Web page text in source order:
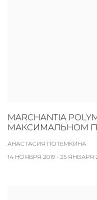
MARCHANTIA
МАКСИМАЛЬНОМ
АНАСТАСИЯ ПОТЕМКИНА
14 НОЯБРЯ 2019 - 25 ЯНВАРЯ